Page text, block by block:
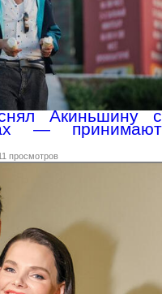
Акиньшину с
— принимают
просмотров